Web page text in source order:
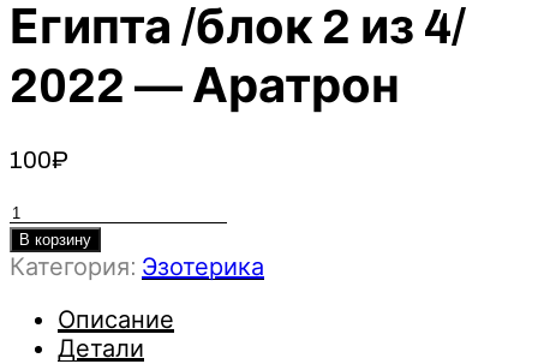
Египта /блок 2 из 4/
2022 — Аратрон
100₽
Количество
товара
Магия
Египта
В корзину
Категория: Эзотерика
Описание
Детали